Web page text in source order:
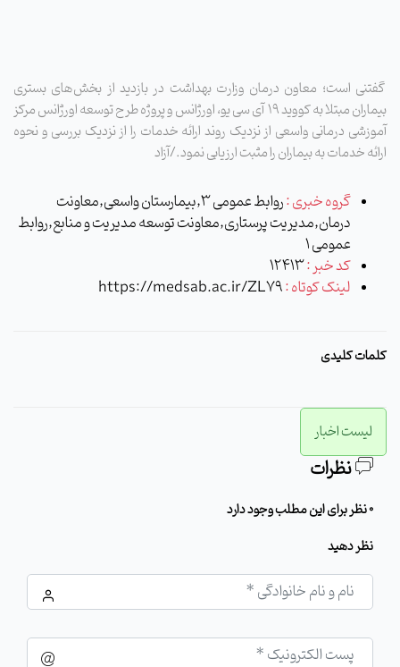
گفتنی است؛ معاون درمان وزارت بهداشت در بازدید از بخش‌های بستری
بیماران مبتلا به کووید 19 آی سی یو، اورژانس و پروژه طرح توسعه اورژانس مرکز
آموزشی درمانی واسعی از نزدیک روند ارائه خدمات را از نزدیک بررسی و نحوه
ارائه خدمات به بیماران را مثبت ارزیابی نمود./آزاد
گروه خبری :
روابط عمومی 3,بیمارستان واسعی,معاونت
درمان,مدیریت پرستاری,معاونت توسعه مدیریت و منابع,روابط
عمومی 1
کد خبر :12413
لینک کوتاه :https://medsab.ac.ir/ZL79
کلمات کلیدی
لیست اخبار
نظرات
0 نظر برای این مطلب وجود دارد
نظر دهید